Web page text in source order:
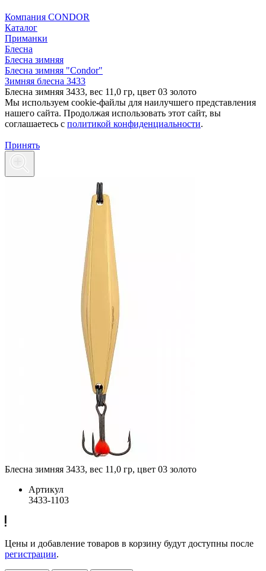
Компания CONDOR
Каталог
Приманки
Блесна
Блесна зимняя
Блесна зимняя "Condor"
Зимняя блесна 3433
Блесна зимняя 3433, вес 11,0 гр, цвет 03 золото
Мы используем cookie-файлы для наилучшего представления
нашего сайта. Продолжая использовать этот сайт, вы
соглашаетесь c политикой конфиденциальности.
Принять
Блесна зимняя 3433, вес 11,0 гр, цвет 03 золото
Артикул
3433-1103
Цены и добавление товаров в корзину будут доступны после
регистрации.